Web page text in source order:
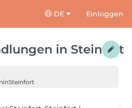
DE Einloggen
in Steinfort
inSteinfort